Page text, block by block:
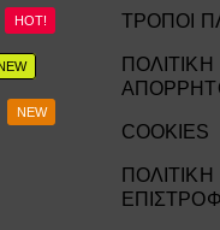
HOT!
NEW
ΤΡΟΠΟΙ
ΠΟΛΙΤΙΚΗ
COOKIES
ΠΟΛΙΤΙΚΗ